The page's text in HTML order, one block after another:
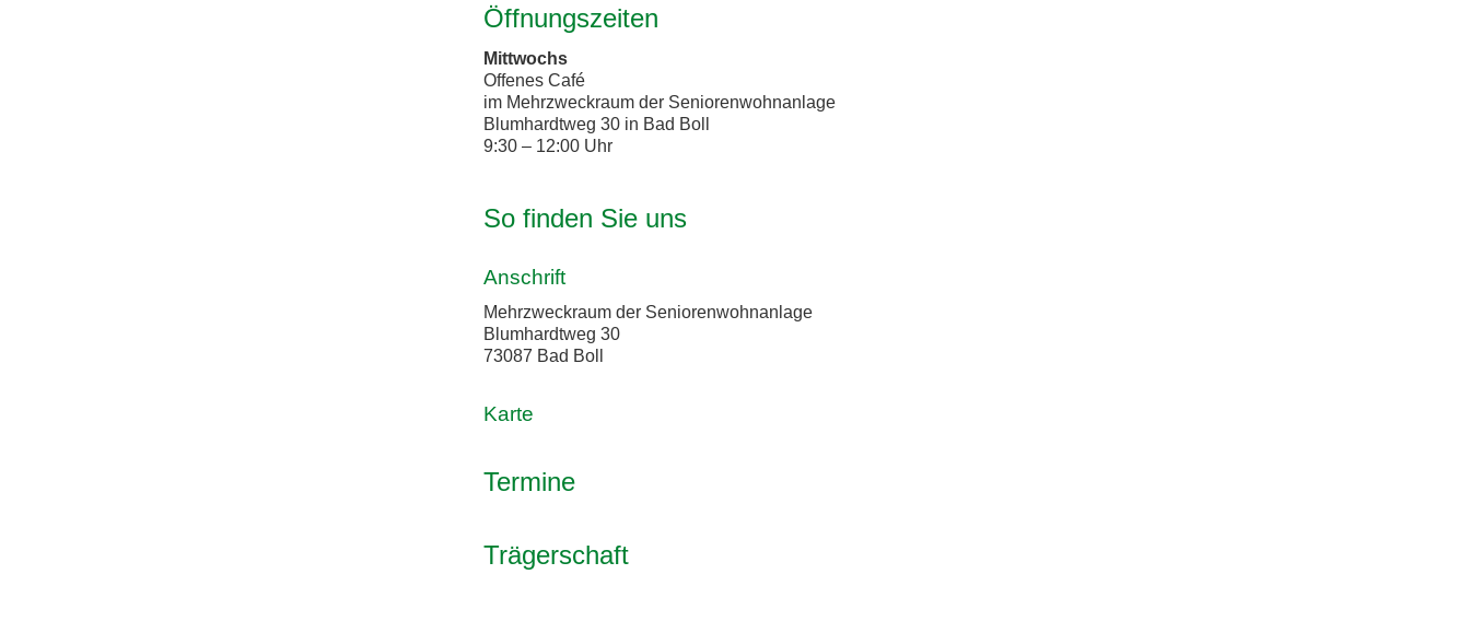
Öffnungszeiten
Mittwochs
Offenes Café
im Mehrzweckraum der Seniorenwohnanlage
Blumhardtweg 30 in Bad Boll
9:30 – 12:00 Uhr
So finden Sie uns
Anschrift
Mehrzweckraum der Seniorenwohnanlage
Blumhardtweg 30
73087 Bad Boll
Karte
Termine
Trägerschaft